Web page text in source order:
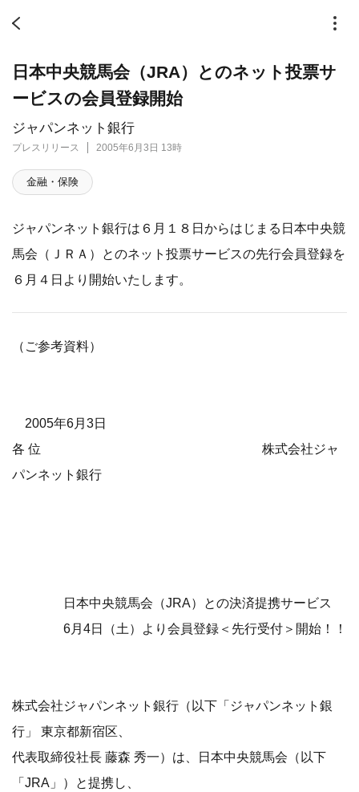
ジャパンネット銀行
プレスリリース 2005年6月3日 13時
日本中央競馬会（JRA）とのネット投票サ
ービスの会員登録開始
金融・保険
ジャパンネット銀行は６月１８日からはじまる日本中央競
馬会（ＪＲＡ）とのネット投票サービスの先行会員登録を
６月４日より開始いたします。
（ご参考資料）
2005年6月3日
各 位 株式会社ジャ
パンネット銀行
日本中央競馬会（JRA）との決済提携サービス
6月4日（土）より会員登録＜先行受付＞開始！！
株式会社ジャパンネット銀行（以下「ジャパンネット銀
行」 東京都新宿区、
代表取締役社長 藤森 秀一）は、日本中央競馬会（以下
「JRA」）と提携し、